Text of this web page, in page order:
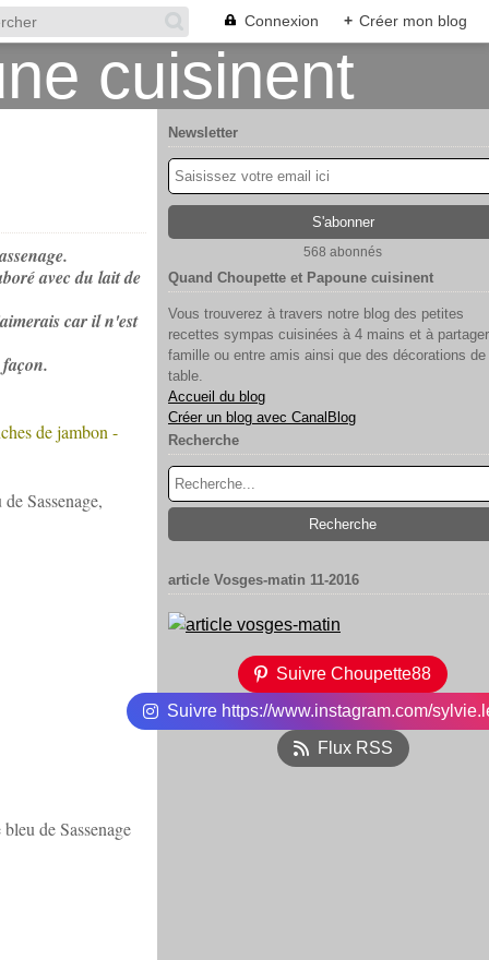
Connexion + Créer mon blog
avec du lait de
car il n'est
de jambon -
Sassenage,
de Sassenage
Newsletter
568 abonnés
Quand Choupette et Papoune cuisinent
Vous trouverez à travers notre blog des petites
recettes sympas cuisinées à 4 mains et à
famille ou entre amis ainsi que des décorations de
table.
Accueil du blog
Créer un blog avec CanalBlog
Recherche
article Vosges-matin 11-2016
Suivre Choupette88
Suivre https://www.instagram.com/
Flux RSS